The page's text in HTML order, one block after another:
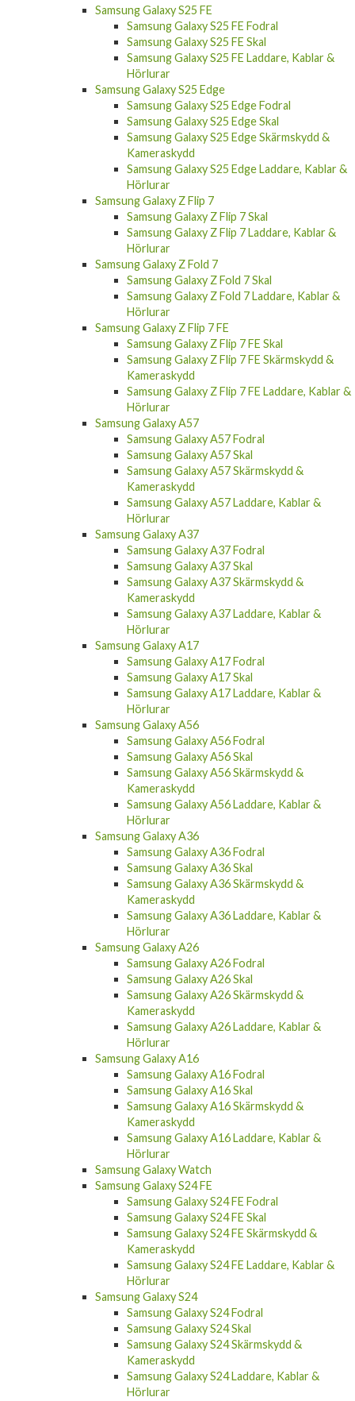
Samsung Galaxy S25 FE Fodral
Samsung Galaxy S25 FE Skal
Samsung Galaxy S25 FE Laddare, Kablar &
Hörlurar
Samsung Galaxy S25 Edge
Samsung Galaxy S25 Edge Fodral
Samsung Galaxy S25 Edge Skal
Samsung Galaxy S25 Edge Skärmskydd &
Kameraskydd
Samsung Galaxy S25 Edge Laddare, Kablar &
Hörlurar
Samsung Galaxy Z Flip 7
Samsung Galaxy Z Flip 7 Skal
Samsung Galaxy Z Flip 7 Laddare, Kablar &
Hörlurar
Samsung Galaxy Z Fold 7
Samsung Galaxy Z Fold 7 Skal
Samsung Galaxy Z Fold 7 Laddare, Kablar &
Hörlurar
Samsung Galaxy Z Flip 7 FE
Samsung Galaxy Z Flip 7 FE Skal
Samsung Galaxy Z Flip 7 FE Skärmskydd &
Kameraskydd
Samsung Galaxy Z Flip 7 FE Laddare, Kablar &
Hörlurar
Samsung Galaxy A57
Samsung Galaxy A57 Fodral
Samsung Galaxy A57 Skal
Samsung Galaxy A57 Skärmskydd &
Kameraskydd
Samsung Galaxy A57 Laddare, Kablar &
Hörlurar
Samsung Galaxy A37
Samsung Galaxy A37 Fodral
Samsung Galaxy A37 Skal
Samsung Galaxy A37 Skärmskydd &
Kameraskydd
Samsung Galaxy A37 Laddare, Kablar &
Hörlurar
Samsung Galaxy A17
Samsung Galaxy A17 Fodral
Samsung Galaxy A17 Skal
Samsung Galaxy A17 Laddare, Kablar &
Hörlurar
Samsung Galaxy A56
Samsung Galaxy A56 Fodral
Samsung Galaxy A56 Skal
Samsung Galaxy A56 Skärmskydd &
Kameraskydd
Samsung Galaxy A56 Laddare, Kablar &
Hörlurar
Samsung Galaxy A36
Samsung Galaxy A36 Fodral
Samsung Galaxy A36 Skal
Samsung Galaxy A36 Skärmskydd &
Kameraskydd
Samsung Galaxy A36 Laddare, Kablar &
Hörlurar
Samsung Galaxy A26
Samsung Galaxy A26 Fodral
Samsung Galaxy A26 Skal
Samsung Galaxy A26 Skärmskydd &
Kameraskydd
Samsung Galaxy A26 Laddare, Kablar &
Hörlurar
Samsung Galaxy A16
Samsung Galaxy A16 Fodral
Samsung Galaxy A16 Skal
Samsung Galaxy A16 Skärmskydd &
Kameraskydd
Samsung Galaxy A16 Laddare, Kablar &
Hörlurar
Samsung Galaxy Watch
Samsung Galaxy S24 FE
Samsung Galaxy S24 FE Fodral
Samsung Galaxy S24 FE Skal
Samsung Galaxy S24 FE Skärmskydd &
Kameraskydd
Samsung Galaxy S24 FE Laddare, Kablar &
Hörlurar
Samsung Galaxy S24
Samsung Galaxy S24 Fodral
Samsung Galaxy S24 Skal
Samsung Galaxy S24 Skärmskydd &
Kameraskydd
Samsung Galaxy S24 Laddare, Kablar &
Hörlurar
Samsung Galaxy S24 Plus